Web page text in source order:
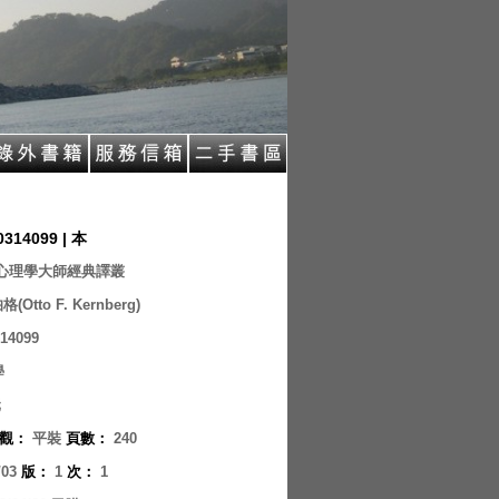
| 本
理學大師經典譯叢
格(Otto F. Kernberg)
： 平裝 頁數 ： 240
版 ： 1 次 ： 1